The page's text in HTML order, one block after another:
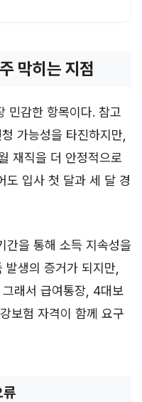
막히는 지점
민감한 항목이다. 참고
가능성을 타진하지만,
재직을 더 안정적으로
도 입사 첫 달과 세 달 경
간을 통해 소득 지속성을
생의 증거가 되지만,
래서 급여통장, 4대보
보험 자격이 함께 요구
류